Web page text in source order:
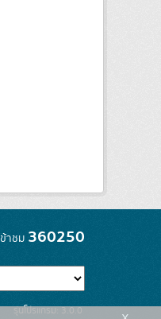
าชม 360250
รุ่นโปรแกรม: 3.0.0